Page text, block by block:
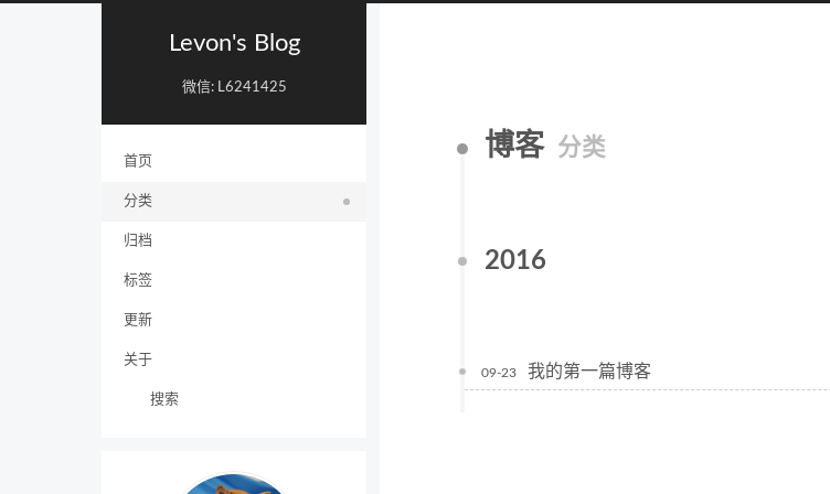
Levon's Blog
微信: L6241425
首页
分类
归档
标签
更新
关于
搜索
博客 分类
2016
09-23 我的第一篇博客